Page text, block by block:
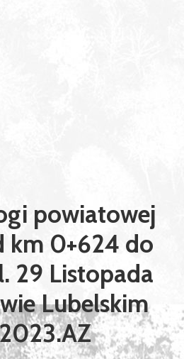
powiatowej
km 0+624 do
29 Listopada
Lubelskim